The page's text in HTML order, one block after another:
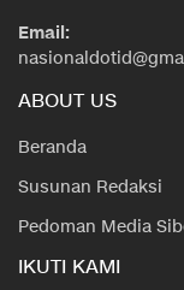
Email:
ABOUT US
Beranda
Susunan Redaksi
Pedoman Media
IKUTI KAMI